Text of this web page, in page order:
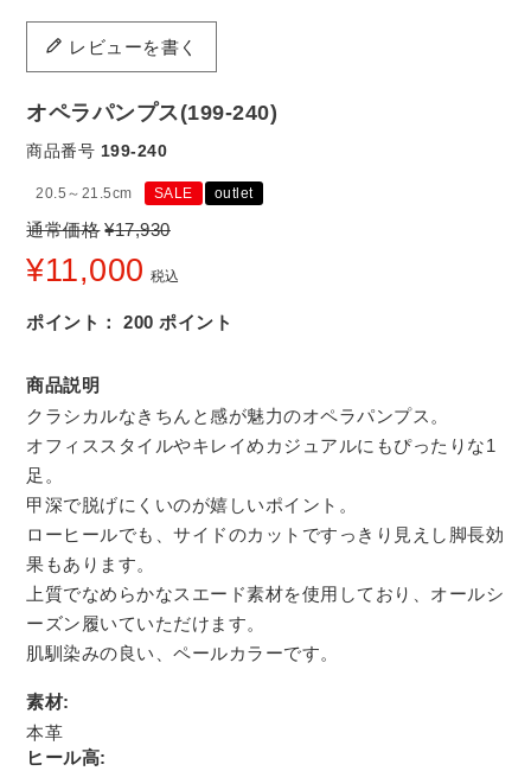
レビューを書く
オペラパンプス(199-240)
商品番号 199-240
20.5～21.5cm SALE outlet
通常価格 ¥17,930
¥11,000 税込
ポイント： 200 ポイント
商品説明
クラシカルなきちんと感が魅力のオペラパンプス。
オフィススタイルやキレイめカジュアルにもぴったりな1
足。
甲深で脱げにくいのが嬉しいポイント。
ローヒールでも、サイドのカットですっきり見えし脚長効
果もあります。
上質でなめらかなスエード素材を使用しており、オールシ
ーズン履いていただけます。
肌馴染みの良い、ペールカラーです。
素材:
本革
ヒール高: